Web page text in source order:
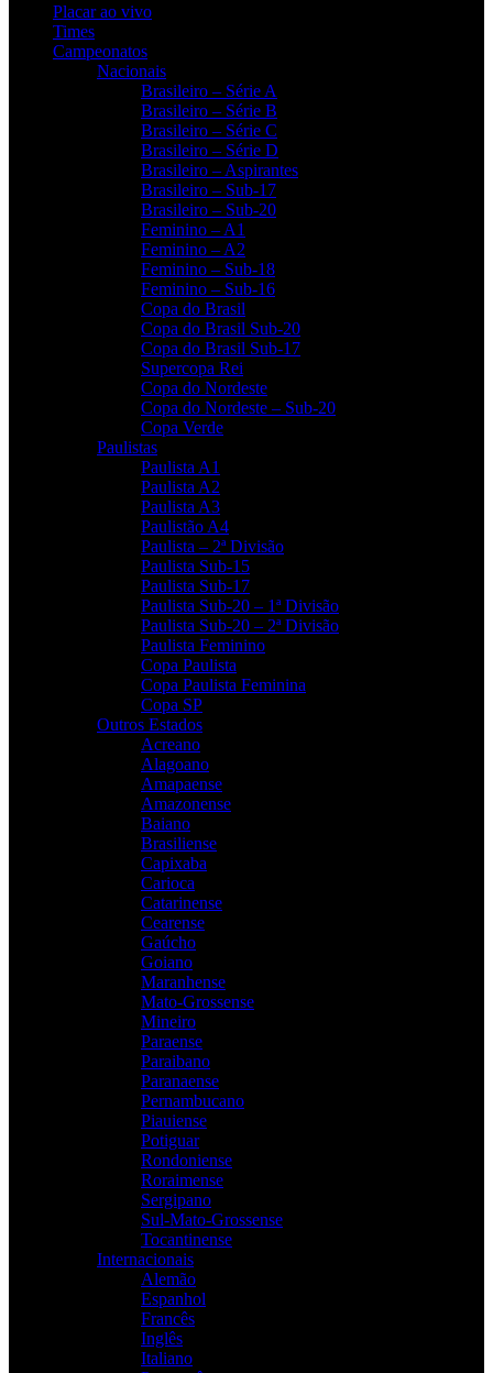
Placar ao vivo
Times
Campeonatos
Nacionais
Brasileiro – Série A
Brasileiro – Série B
Brasileiro – Série C
Brasileiro – Série D
Brasileiro – Aspirantes
Brasileiro – Sub-17
Brasileiro – Sub-20
Feminino – A1
Feminino – A2
Feminino – Sub-18
Feminino – Sub-16
Copa do Brasil
Copa do Brasil Sub-20
Copa do Brasil Sub-17
Supercopa Rei
Copa do Nordeste
Copa do Nordeste – Sub-20
Copa Verde
Paulistas
Paulista A1
Paulista A2
Paulista A3
Paulistão A4
Paulista – 2ª Divisão
Paulista Sub-15
Paulista Sub-17
Paulista Sub-20 – 1ª Divisão
Paulista Sub-20 – 2ª Divisão
Paulista Feminino
Copa Paulista
Copa Paulista Feminina
Copa SP
Outros Estados
Acreano
Alagoano
Amapaense
Amazonense
Baiano
Brasiliense
Capixaba
Carioca
Catarinense
Cearense
Gaúcho
Goiano
Maranhense
Mato-Grossense
Mineiro
Paraense
Paraibano
Paranaense
Pernambucano
Piauiense
Potiguar
Rondoniense
Roraimense
Sergipano
Sul-Mato-Grossense
Tocantinense
Internacionais
Alemão
Espanhol
Francês
Inglês
Italiano